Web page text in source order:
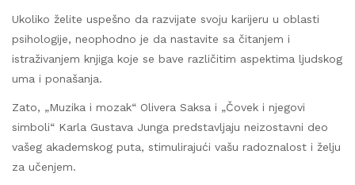
Ukoliko želite uspešno da razvijate svoju karijeru u oblasti
psihologije, neophodno je da nastavite sa čitanjem i
istraživanjem knjiga koje se bave različitim aspektima ljudskog
uma i ponašanja.
Zato, „Muzika i mozak“ Olivera Saksa i „Čovek i njegovi
simboli“ Karla Gustava Junga predstavljaju neizostavni deo
vašeg akademskog puta, stimulirajući vašu radoznalost i želju
za učenjem.